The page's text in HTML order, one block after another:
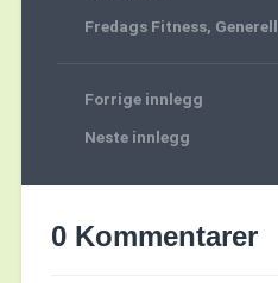
Fredags Fitness, Generell
Forrige innlegg
Neste innlegg
0 Kommentarer